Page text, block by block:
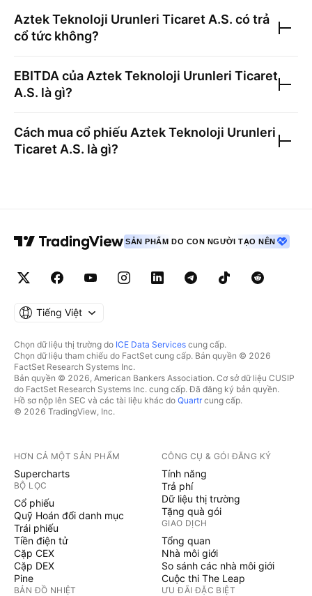
Aztek Teknoloji Urunleri Ticaret A.S. có trả
cổ tức không?
EBITDA của Aztek Teknoloji Urunleri Ticaret
A.S. là gì?
Cách mua cổ phiếu Aztek Teknoloji Urunleri
Ticaret A.S. là gì?
SẢN PHẨM DO CON NGƯỜI TẠO NÊN
Tiếng Việt
Chọn dữ liệu thị trường do ICE Data Services cung cấp.
Chọn dữ liệu tham chiếu do FactSet cung cấp. Bản quyền © 2026
FactSet Research Systems Inc.
Bản quyền © 2026, American Bankers Association. Cơ sở dữ liệu CUSIP
do FactSet Research Systems Inc. cung cấp. Đã đăng ký bản quyền.
Hồ sơ nộp lên SEC và các tài liệu khác do Quartrcung cấp.
© 2026 TradingView, Inc.
HƠN CẢ MỘT SẢN PHẨM
Supercharts
BỘ LỌC
Cổ phiếu
Quỹ Hoán đổi danh mục
Trái phiếu
Tiền điện tử
Cặp CEX
Cặp DEX
Pine
BẢN ĐỒ NHIỆT
CÔNG CỤ & GÓI ĐĂNG KÝ
Tính năng
Trả phí
Dữ liệu thị trường
Tặng quà gói
GIAO DỊCH
Tổng quan
Nhà môi giới
So sánh các nhà môi giới
Cuộc thi The Leap
ƯU ĐÃI ĐẶC BIỆT